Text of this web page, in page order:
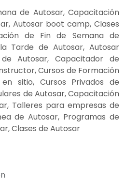
de Autosar, Capacitación
Autosar boot camp, Clases
de Fin de Semana de
Tarde de Autosar, Autosar
Autosar, Capacitador de
Cursos de Formación
sitio, Cursos Privados de
de Autosar, Capacitación
Talleres para empresas de
de Autosar, Programas de
Clases de Autosar